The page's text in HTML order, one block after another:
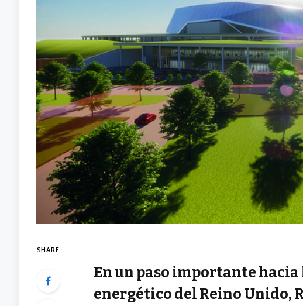
SHARE
En un paso importante
energético del Reino Unido,